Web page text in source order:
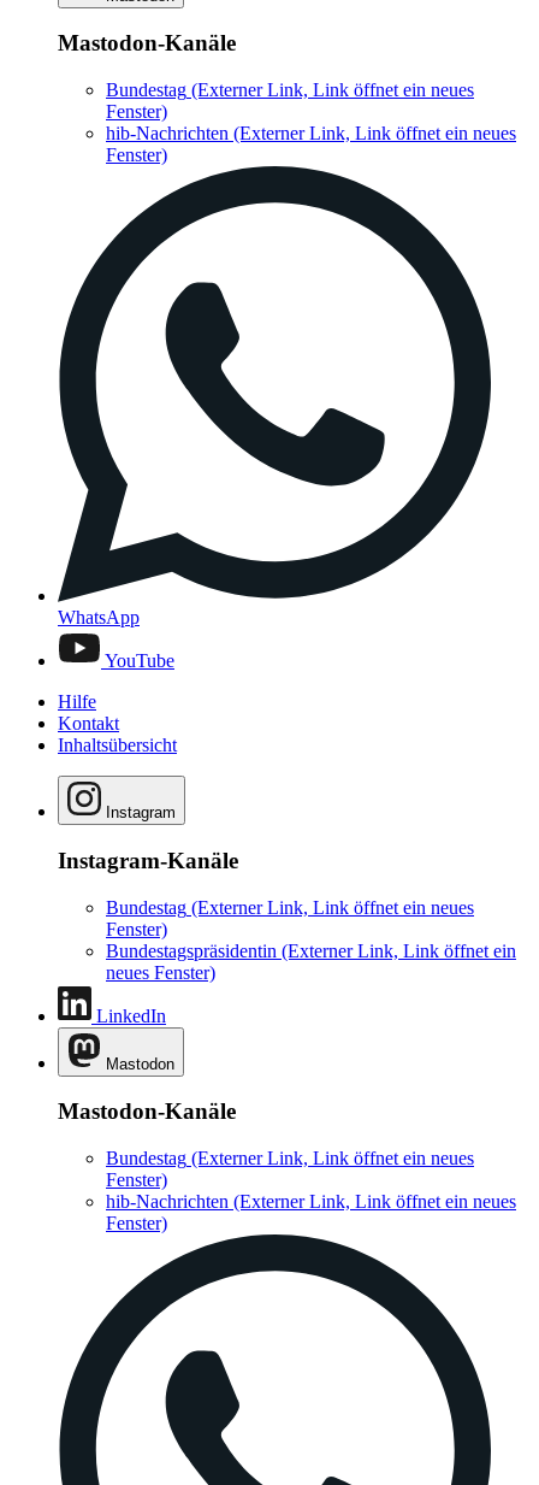
Mastodon-Kanäle
Bundestag (Externer Link, Link öffnet ein neues
Fenster)
hib-Nachrichten (Externer Link, Link öffnet ein neues
Fenster)
WhatsApp
YouTube
Hilfe
Kontakt
Inhaltsübersicht
Instagram
Instagram-Kanäle
Bundestag (Externer Link, Link öffnet ein neues
Fenster)
Bundestagspräsidentin (Externer Link, Link öffnet ein
neues Fenster)
LinkedIn
Mastodon
Mastodon-Kanäle
Bundestag (Externer Link, Link öffnet ein neues
Fenster)
hib-Nachrichten (Externer Link, Link öffnet ein neues
Fenster)